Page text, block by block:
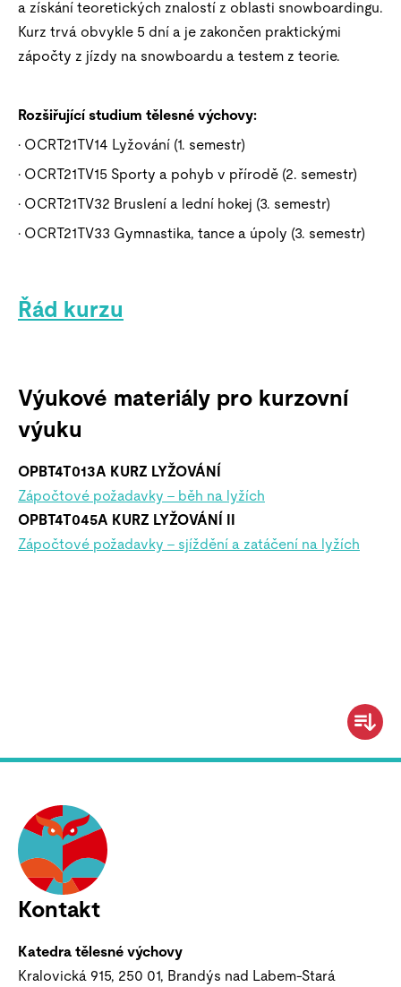
a získání teoretických znalostí z oblasti snowboardingu.
Kurz trvá obvykle 5 dní a je zakončen praktickými
zápočty z jízdy na snowboardu a testem z teorie.
Rozšiřující studium tělesné výchovy:
· OCRT21TV14 Lyžování (1. semestr)
· OCRT21TV15 Sporty a pohyb v přírodě (2. semestr)
· OCRT21TV32 Bruslení a lední hokej (3. semestr)
· OCRT21TV33 Gymnastika, tance a úpoly (3. semestr)
Řád kurzu
Výukové materiály pro kurzovní
výuku
OPBT4T013A KURZ LYŽOVÁNÍ
Zápočtové požadavky – běh na lyžích
OPBT4T045A KURZ LYŽOVÁNÍ II
Zápočtové požadavky – sjíždění a zatáčení na lyžích
Kontakt
Katedra tělesné výchovy
Kralovická 915, 250 01, Brandýs nad Labem-Stará